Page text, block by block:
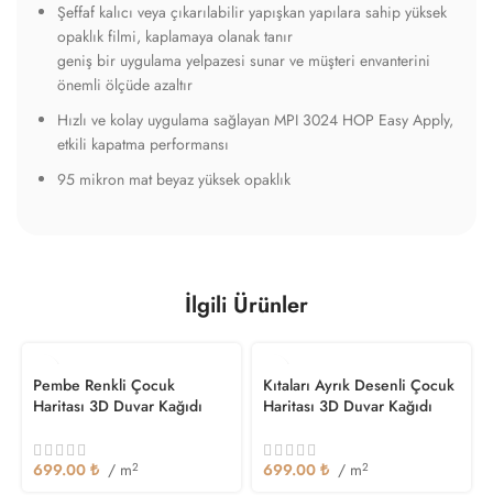
Şeffaf kalıcı veya çıkarılabilir yapışkan yapılara sahip yüksek
opaklık filmi, kaplamaya olanak tanır
geniş bir uygulama yelpazesi sunar ve müşteri envanterini
önemli ölçüde azaltır
Hızlı ve kolay uygulama sağlayan MPI 3024 HOP Easy Apply,
etkili kapatma performansı
95 mikron mat beyaz yüksek opaklık
İlgili Ürünler
Pembe Renkli Çocuk
Haritası 3D Duvar Kağıdı
699.00 ₺ / m2
Kıtaları Ayrık Desenli Çocuk
Haritası 3D Duvar Kağıdı
699.00 ₺ / m2